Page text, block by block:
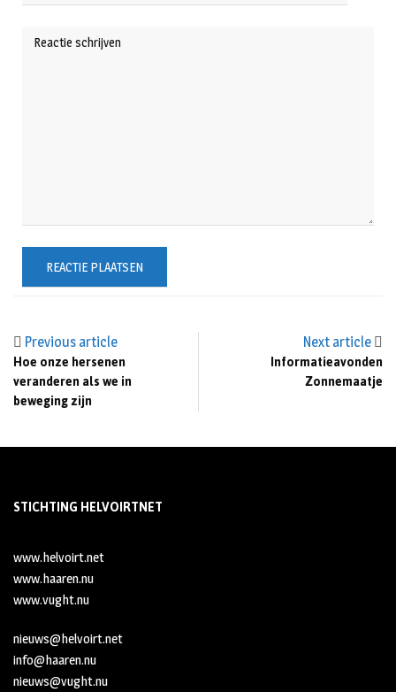
Previous article
Hoe onze hersenen
veranderen als we in
beweging zijn
Next article
Informatieavonden
Zonnemaatje
STICHTING HELVOIRTNET
www.helvoirt.net
www.haaren.nu
www.vught.nu
nieuws@helvoirt.net
info@haaren.nu
nieuws@vught.nu